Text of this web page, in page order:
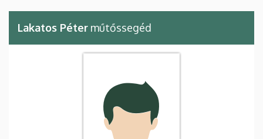
Lakatos Péter műtőssegéd